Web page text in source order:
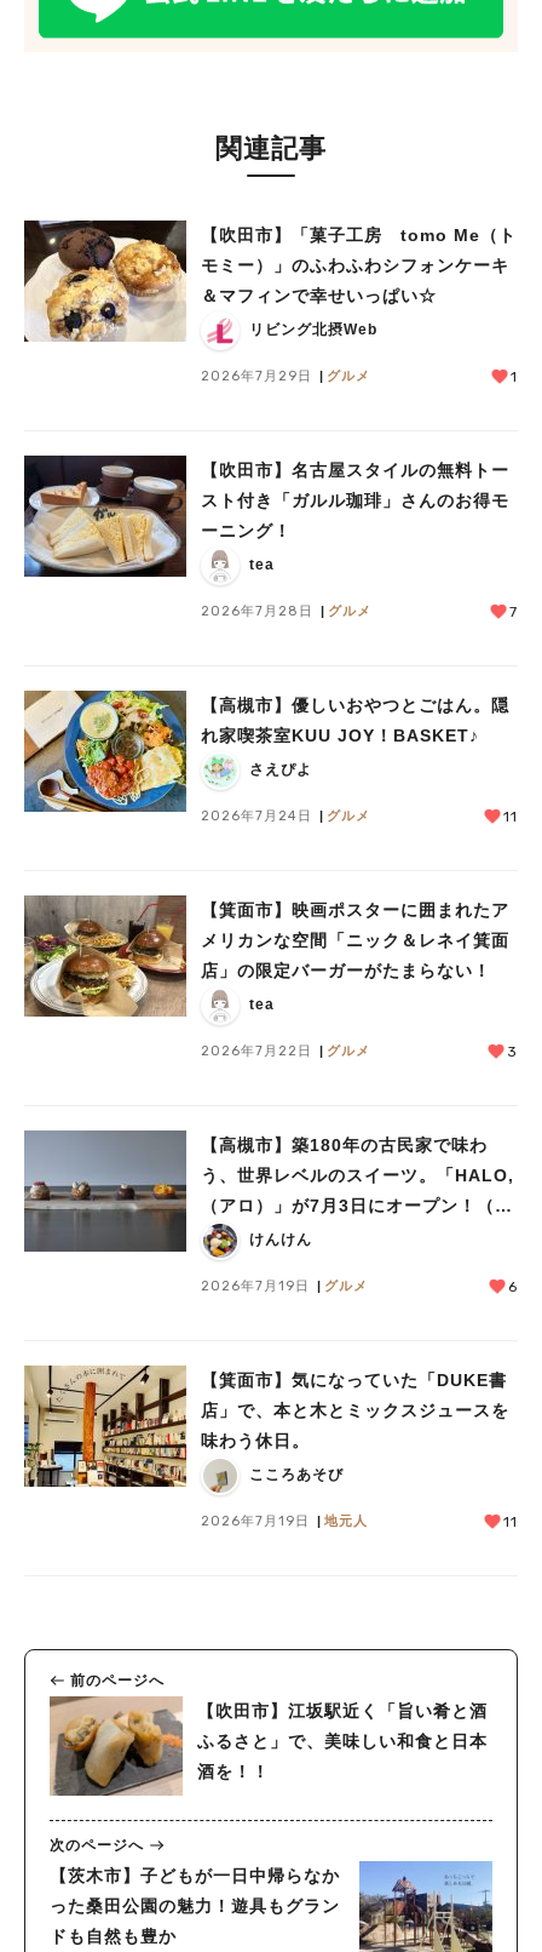
関連記事
【吹田市】「菓子工房 tomo Me（ト
モミー）」のふわふわシフォンケーキ
＆マフィンで幸せいっぱい☆
リビング北摂Web
2026年7月29日 グルメ 1
【吹田市】名古屋スタイルの無料トー
スト付き「ガルル珈琲」さんのお得モ
ーニング！
tea
2026年7月28日 グルメ 7
【高槻市】優しいおやつとごはん。隠
れ家喫茶室KUU JOY！BASKET♪
さえぴよ
2026年7月24日 グルメ 11
【箕面市】映画ポスターに囲まれたア
メリカンな空間「ニック＆レネイ箕面
店」の限定バーガーがたまらない！
tea
2026年7月22日 グルメ 3
【高槻市】築180年の古民家で味わ
う、世界レベルのスイーツ。「HALO,
（アロ）」が7月3日にオープン！（教
えたい/教えて）
けんけん
2026年7月19日 グルメ 6
【箕面市】気になっていた「DUKE書
店」で、本と木とミックスジュースを
味わう休日。
こころあそび
2026年7月19日 地元人 11
前のページへ
【吹田市】江坂駅近く「旨い肴と酒
ふるさと」で、美味しい和食と日本
酒を！！
次のページへ
【茨木市】子どもが一日中帰らなか
った桑田公園の魅力！遊具もグラン
ドも自然も豊か